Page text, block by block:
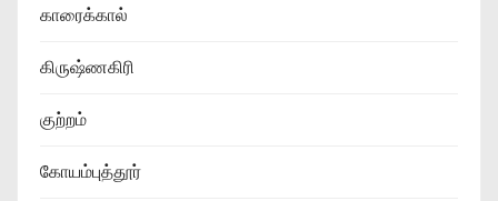
காரைக்கால்
கிருஷ்ணகிரி
குற்றம்
கோயம்புத்தூர்